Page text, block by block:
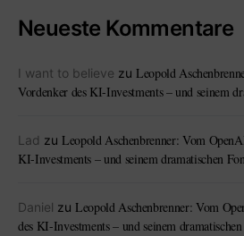
Neueste Kommentare
I want to believe zu Leopold
Vordenker des KI-Investments – und seinem
Lad zu Leopold Aschenbrenner: Vom
KI-Investments – und seinem dramatischen
Daniel zu Leopold Aschenbrenner: Vom
des KI-Investments – und seinem